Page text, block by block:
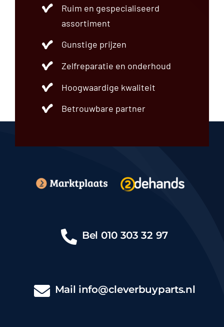
Ruim en gespecialiseerd
assortiment
Gunstige prijzen
Zelfreparatie en onderhoud
Hoogwaardige kwaliteit
Betrouwbare partner
Bel 010 303 32 97
Mail info@cleverbuyparts.nl